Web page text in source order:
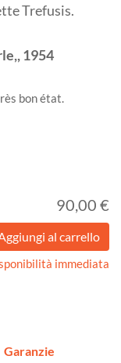
Trefusis.
1954
bon état.
90,00 €
immediata
Garanzie